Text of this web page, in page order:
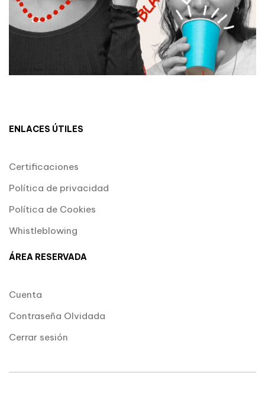
ENLACES ÚTILES
Certificaciones
Política de privacidad
Política de Cookies
Whistleblowing
ÁREA RESERVADA
Cuenta
Contraseña Olvidada
Cerrar sesión